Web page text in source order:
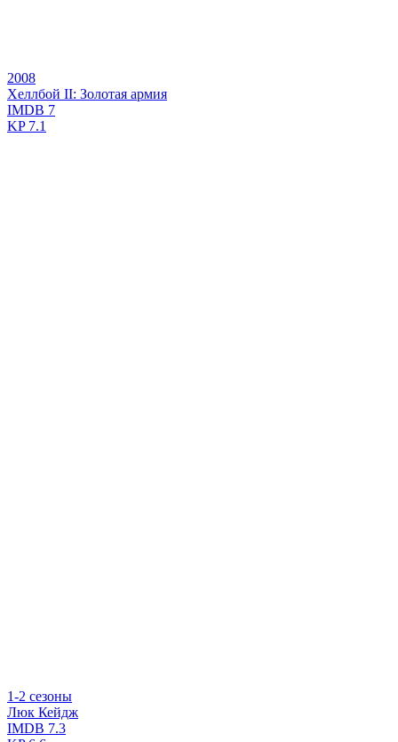
2008
Хеллбой II: Золотая армия
IMDB 7
KP7.1
1-2 сезоны
Люк Кейдж
IMDB 7.3